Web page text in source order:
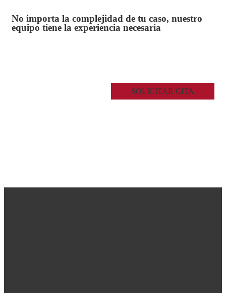
No importa la complejidad de tu caso, nuestro
equipo tiene la experiencia necesaria
SOLICITAR CITA